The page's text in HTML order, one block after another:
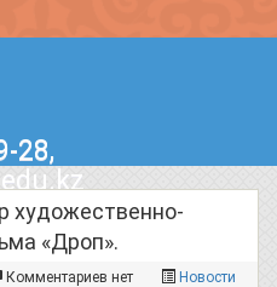
28,
художественно-
«Дроп».
Комментариев нет Новости